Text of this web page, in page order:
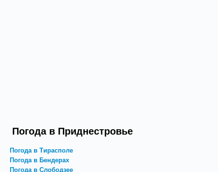
Погода в Приднестровье
Погода в Тирасполе
Погода в Бендерах
Погода в Слободзее